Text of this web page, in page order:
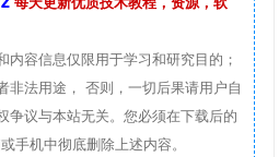
内容信息仅限用于学习和研究目的；
非法用途， 否则，一切后果请用户自
争议与本站无关。您必须在下载后的
手机中彻底删除上述内容。